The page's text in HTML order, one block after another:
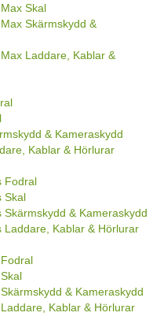
Skal
Skärmskydd &
Laddare, Kablar &
& Kameraskydd
Kablar & Hörlurar
Fodral
Skal
Skärmskydd & Kameraskydd
Laddare, Kablar & Hörlurar
& Kameraskydd
Kablar & Hörlurar